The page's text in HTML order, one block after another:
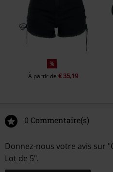
%
À partir de€ 35,19
0 Commentaire(s)
Donnez-nous votre avis sur
Lot de 5".